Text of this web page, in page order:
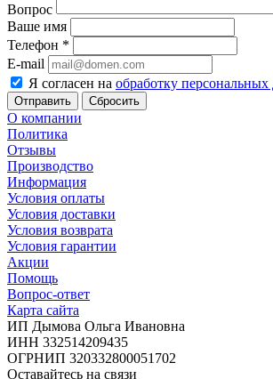
Вопрос
Ваше имя
Телефон *
E-mail
Я согласен на обработку
Сбросить
О компании
Политика
Отзывы
Производство
Информация
Условия оплаты
Условия доставки
Условия возврата
Условия гарантии
Акции
Помощь
Вопрос-ответ
Карта сайта
ИП Дымова Ольга Ивановна
ИНН 332514209435
ОГРНИП 320332800051702
Оставайтесь на связи